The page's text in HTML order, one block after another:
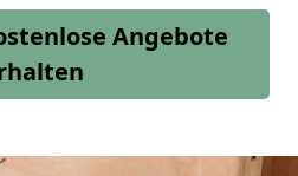
Angebote